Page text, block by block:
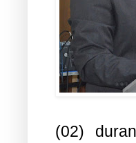
(02)